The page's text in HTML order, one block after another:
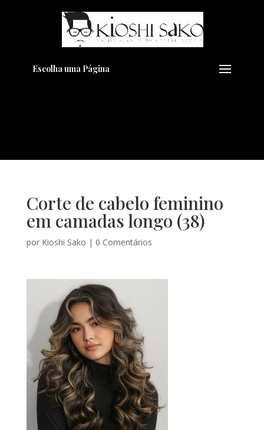
Escolha uma Página
Corte de cabelo feminino
em camadas longo (38)
por Kioshi Sako | 0 Comentários
Pensando em transformar seu
Visual??